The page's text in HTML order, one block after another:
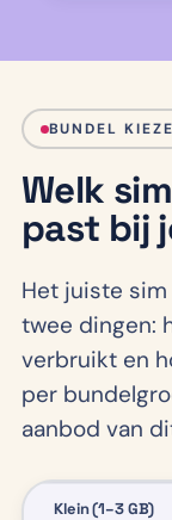
BUNDEL
Welk
past bij
Het juiste
twee dingen:
verbruikt en
per
aanbod van
Klein (1–3 GB)